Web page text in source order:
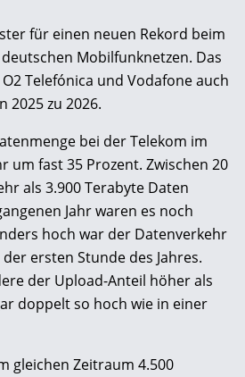
für einen neuen Rekord beim
Mobilfunknetzen. Das
Telefónica und Vodafone auch
2025 zu 2026.
bei der Telekom im
um fast 35 Prozent. Zwischen 20
als 3.900 Terabyte Daten
Jahr waren es noch
hoch war der Datenverkehr
ersten Stunde des Jahres.
der Upload-Anteil höher als
doppelt so hoch wie in einer
gleichen Zeitraum 4.500